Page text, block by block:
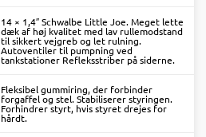
14 × 1,4″ Schwalbe Little Joe. Meget lette
dæk af høj kvalitet med lav rullemodstand
til sikkert vejgreb og let rulning.
Autoventiler til pumpning ved
tankstationer Refleksstriber på siderne.
Fleksibel gummiring, der forbinder
forgaffel og stel. Stabiliserer styringen.
Forhindrer styrt, hvis styret drejes for
hårdt.